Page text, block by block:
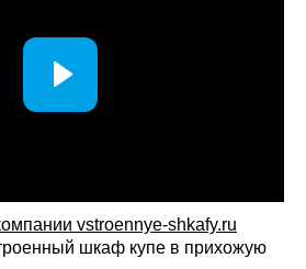
vstroennye-shkafy.ru
шкаф купе в прихожую